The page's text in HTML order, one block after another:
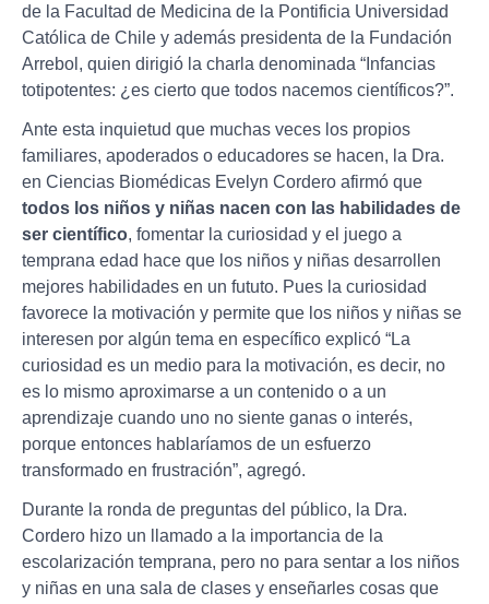
de la Facultad de Medicina de la Pontificia Universidad
Católica de Chile y además presidenta de la Fundación
Arrebol, quien dirigió la charla denominada “Infancias
totipotentes: ¿es cierto que todos nacemos científicos?”.
Ante esta inquietud que muchas veces los propios
familiares, apoderados o educadores se hacen, la Dra.
en Ciencias Biomédicas Evelyn Cordero afirmó que
todos los niños y niñas nacen con las habilidades de
ser científico, fomentar la curiosidad y el juego a
temprana edad hace que los niños y niñas desarrollen
mejores habilidades en un fututo. Pues la curiosidad
favorece la motivación y permite que los niños y niñas se
interesen por algún tema en específico explicó “La
curiosidad es un medio para la motivación, es decir, no
es lo mismo aproximarse a un contenido o a un
aprendizaje cuando uno no siente ganas o interés,
porque entonces hablaríamos de un esfuerzo
transformado en frustración”, agregó.
Durante la ronda de preguntas del público, la Dra.
Cordero hizo un llamado a la importancia de la
escolarización temprana, pero no para sentar a los niños
y niñas en una sala de clases y enseñarles cosas que